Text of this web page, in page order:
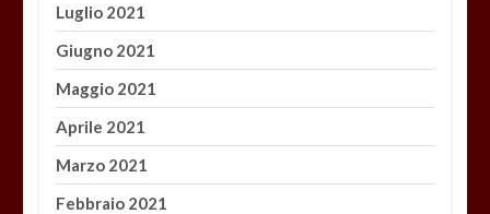
Luglio 2021
Giugno 2021
Maggio 2021
Aprile 2021
Marzo 2021
Febbraio 2021